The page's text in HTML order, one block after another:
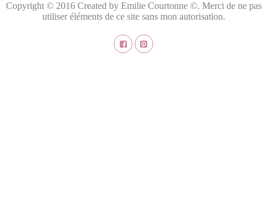
Copyright © 2016 Created by Emilie Courtonne ©. Merci de ne pas
utiliser éléments de ce site sans mon autorisation.